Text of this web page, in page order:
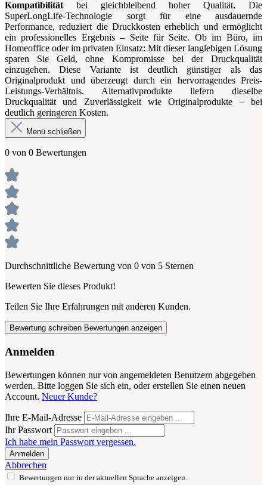
Kompatibilitätbei gleichbleibend hoher Qualität. Die
SuperLongLife-Technologie sorgt für eine ausdauernde
Performance, reduziert die Druckkosten erheblich und ermöglicht
ein professionelles Ergebnis – Seite für Seite. Ob im Büro, im
Homeoffice oder im privaten Einsatz: Mit dieser langlebigen Lösung
sparen Sie Geld, ohne Kompromisse bei der Druckqualität
einzugehen. Diese Variante ist deutlich günstiger als das
Originalprodukt und überzeugt durch ein hervorragendes Preis-
Leistungs-Verhältnis. Alternativprodukte liefern dieselbe
Druckqualität und Zuverlässigkeit wie Originalprodukte – bei
deutlich geringeren Kosten.
Menü schließen
0 von 0 Bewertungen
Durchschnittliche Bewertung von 0 von 5 Sternen
Bewerten Sie dieses Produkt!
Teilen Sie Ihre Erfahrungen mit anderen Kunden.
Bewertung schreiben Bewertungen anzeigen
Anmelden
Bewertungen können nur von angemeldeten Benutzern abgegeben
werden. Bitte loggen Sie sich ein, oder erstellen Sie einen neuen
Account. Neuer Kunde?
Ihre E-Mail-Adresse
Ihr Passwort
Ich habe mein Passwort vergessen.
Anmelden
Abbrechen
Bewertungen nur in der aktuellen Sprache anzeigen.